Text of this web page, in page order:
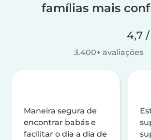
famílias mais
4,7
3.400+ avaliações
Maneira segura de
encontrar babás e
facilitar o dia a dia de